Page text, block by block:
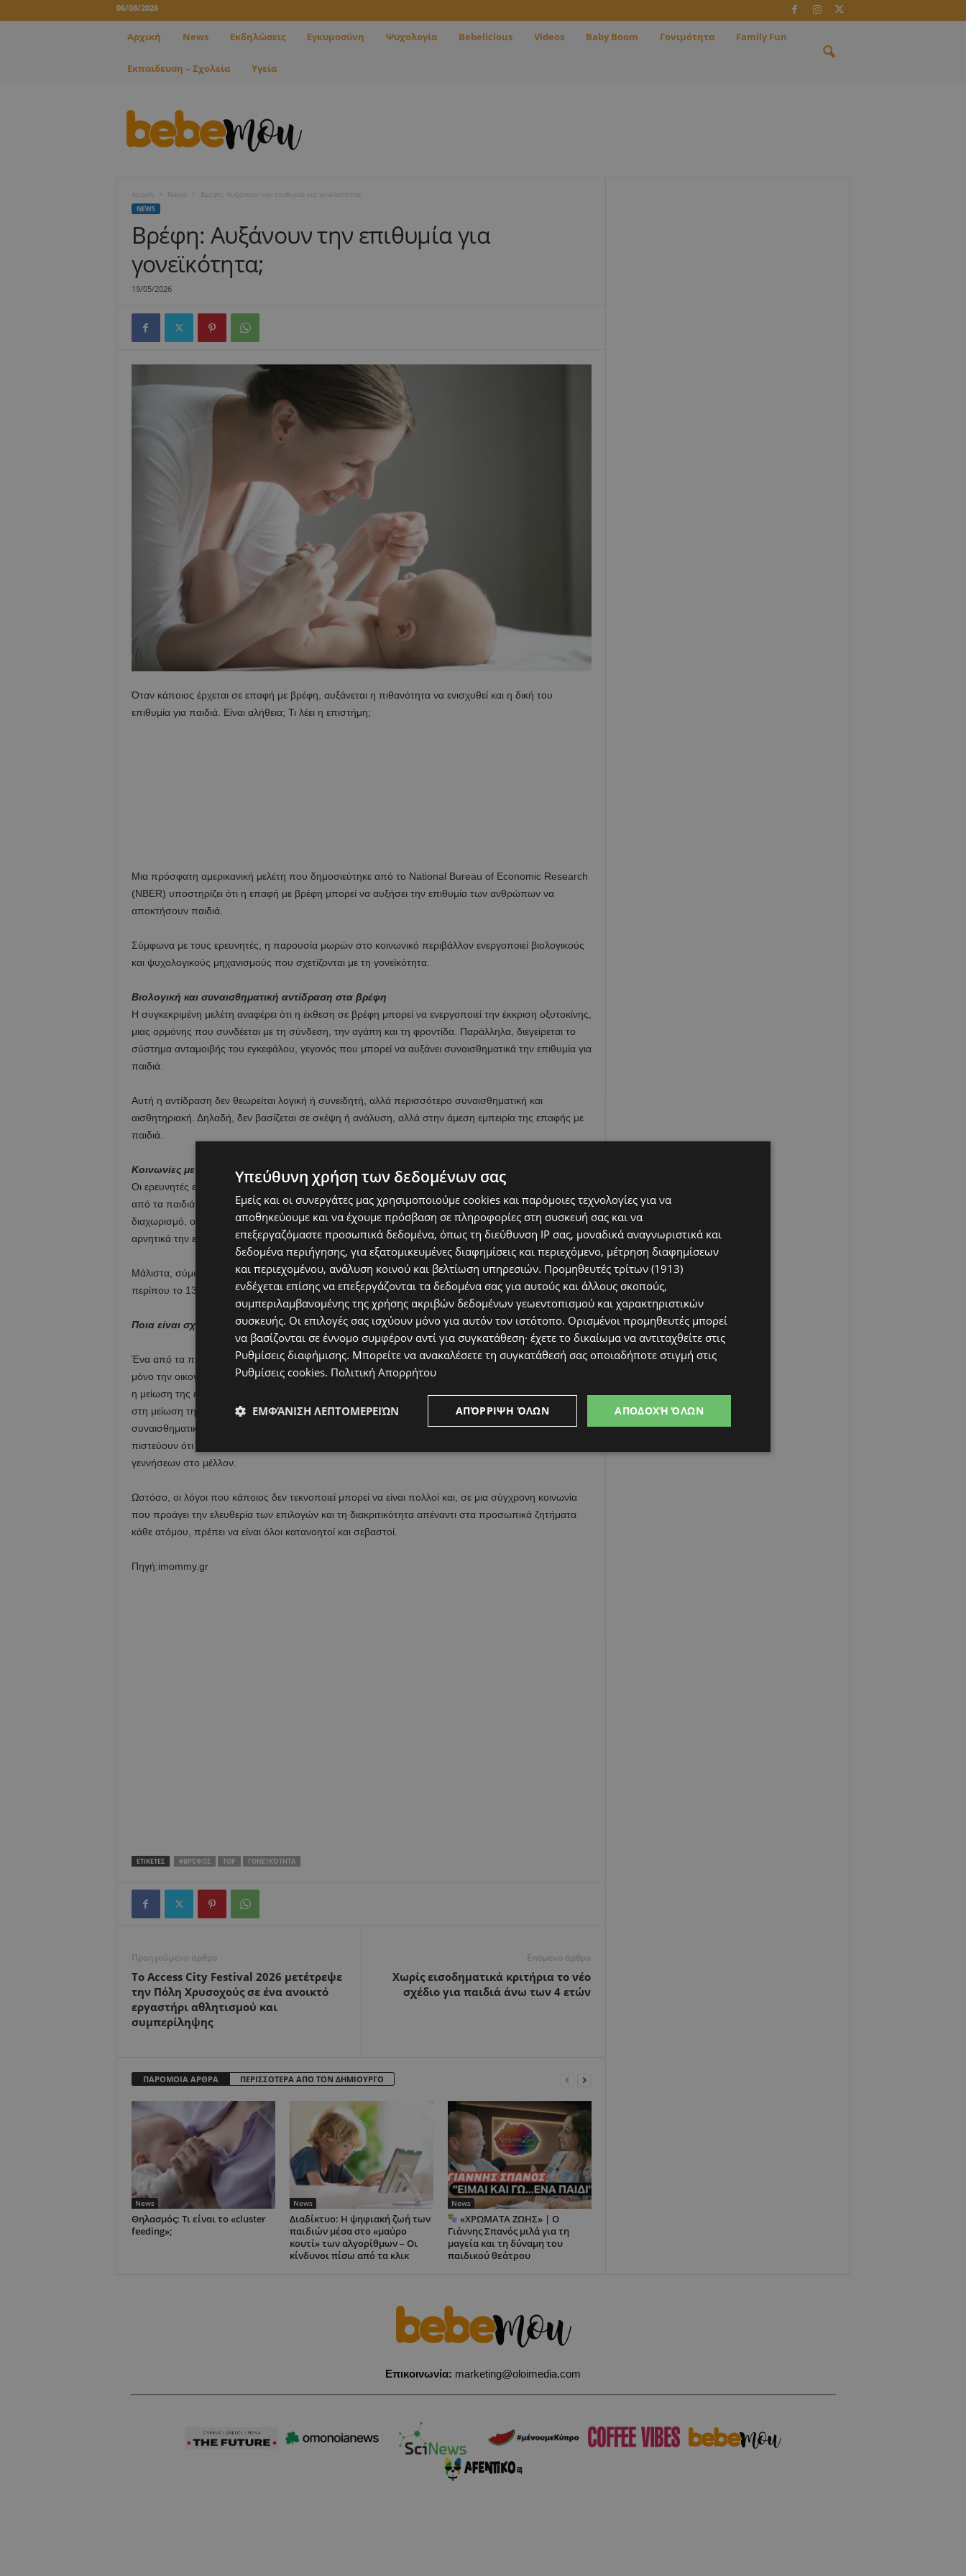
06/08/2026
Αρχική News Εκδηλώσεις Εγκυμοσύνη Ψυχολογία Bebelicious Videos Baby Boom Γονιμότητα Family Fun
Εκπαιδευση – Σχολεία Υγεία
Αρχική News Βρέφη: Αυξάνουν την επιθυμία για γονεϊκότητα;
NEWS
Βρέφη: Αυξάνουν την επιθυμία για
γονεϊκότητα;
19/05/2026
Όταν κάποιος έρχεται σε επαφή με βρέφη, αυξάνεται η πιθανότητα να ενισχυθεί και η δική του
επιθυμία για παιδιά. Είναι αλήθεια; Τι λέει η επιστήμη;
Μια πρόσφατη αμερικανική μελέτη που δημοσιεύτηκε από το National Bureau of Economic Research
(NBER) υποστηρίζει ότι η επαφή με βρέφη μπορεί να αυξήσει την επιθυμία των ανθρώπων να
αποκτήσουν παιδιά.
Σύμφωνα με τους ερευνητές, η παρουσία μωρών στο κοινωνικό περιβάλλον ενεργοποιεί βιολογικούς
και ψυχολογικούς μηχανισμούς που σχετίζονται με τη γονεϊκότητα.
Βιολογική και συναισθηματική αντίδραση στα βρέφη
Η συγκεκριμένη μελέτη αναφέρει ότι η έκθεση σε βρέφη μπορεί να ενεργοποιεί την έκκριση οξυτοκίνης,
μιας ορμόνης που συνδέεται με τη σύνδεση, την αγάπη και τη φροντίδα. Παράλληλα, διεγείρεται το
σύστημα ανταμοιβής του εγκεφάλου, γεγονός που μπορεί να αυξάνει συναισθηματικά την επιθυμία για
παιδιά.
Αυτή η αντίδραση δεν θεωρείται λογική ή συνειδητή, αλλά περισσότερο συναισθηματική και
αισθητηριακή. Δηλαδή, δεν βασίζεται σε σκέψη ή ανάλυση, αλλά στην άμεση εμπειρία της επαφής με
παιδιά.
Κοινωνίες με λιγότερη επαφή με βρέφη και παιδιά
Οι ερευνητές επισημαίνουν ότι στις σύγχρονες κοινωνίες, όπου οι άνθρωποι ζουν πιο απομονωμένα
από τα παιδιά, αυτό το «ερέθισμα» μειώνεται. Συνεχίζουν, σημειώνοντας ότι σε κοινωνίες με ηλικιακό
διαχωρισμό, οι ενήλικες έχουν λιγότερη καθημερινή επαφή με βρέφη, κάτι που ενδέχεται να επηρεάζει
αρνητικά την επιθυμία για τεκνοποίηση.
Μάλιστα, σύμφωνα με τα αποτελέσματα της μελέτης, αυτή η «έλλειψη επαφής» μπορεί να εξηγεί
περίπου το 13,4% της πρόσφατης μείωσης της γονιμότητας σε πολλές χώρες.
Ποια είναι σχέση με τη μείωση της γονιμότητας
Ένα από τα πιο ενδιαφέροντα συμπεράσματα της έρευνας είναι ότι κάθε νέα γέννηση δεν επηρεάζει
μόνο την οικογένεια, αλλά και το ευρύτερο κοινωνικό περιβάλλον. Η εν λόγω μελέτη καταλήγει στο ότι
η μείωση της επαφής με παιδιά στις σύγχρονες κοινωνίες μπορεί κατά κάποιο τρόπο να συμβάλλει
στη μείωση της γονιμότητας, καθώς οι ερευνητές υποστηρίζουν ότι σήμερα περιορίζονται τα
συναισθηματικά ερεθίσματα που ενισχύουν την επιθυμία για τεκνοποίηση. Επίσης, οι επιστήμονες
πιστεύουν ότι η τάση αυτή ενδέχεται να αυτοενισχύεται, οδηγώντας σε ακόμη χαμηλότερα ποσοστά
γεννήσεων στο μέλλον.
Ωστόσο, οι λόγοι που κάποιος δεν τεκνοποιεί μπορεί να είναι πολλοί και, σε μια σύγχρονη κοινωνία
που προάγει την ελευθερία των επιλογών και τη διακριτικότητα απέναντι στα προσωπικά ζητήματα
κάθε ατόμου, πρέπει να είναι όλοι κατανοητοί και σεβαστοί.
Πηγή:imommy.gr
ΕΤΙΚΕΤΕΣ #ΒΡΈΦΟΣ TOP ΓΟΝΕΊΚΌΤΗΤΑ
Προηγούμενο άρθρο
Το Access City Festival 2026 μετέτρεψε
την Πόλη Χρυσοχούς σε ένα ανοικτό
εργαστήρι αθλητισμού και
συμπερίληψης
Επόμενο άρθρο
Χωρίς εισοδηματικά κριτήρια το νέο
σχέδιο για παιδιά άνω των 4 ετών
ΠΑΡΟΜΟΙΑ ΑΡΘΡΑ ΠΕΡΙΣΣΟΤΕΡΑ ΑΠΟ ΤΟΝ ΔΗΜΙΟΥΡΓΟ
News
Θηλασμός: Τι είναι το «cluster
feeding»;
News
Διαδίκτυο: Η ψηφιακή ζωή των
παιδιών μέσα στο «μαύρο
κουτί» των αλγορίθμων – Οι
κίνδυνοι πίσω από τα κλικ
News
«ΧΡΩΜΑΤΑ ΖΩΗΣ» | Ο
Γιάννης Σπανός μιλά για τη
μαγεία και τη δύναμη του
παιδικού θεάτρου
Επικοινωνία: marketing@oloimedia.com
Υπεύθυνη χρήση των δεδομένων σας
Εμείς και οι συνεργάτες μας χρησιμοποιούμε cookies και παρόμοιες τεχνολογίες για να
αποθηκεύουμε και να έχουμε πρόσβαση σε πληροφορίες στη συσκευή σας και να
επεξεργαζόμαστε προσωπικά δεδομένα, όπως τη διεύθυνση IP σας, μοναδικά αναγνωριστικά και
δεδομένα περιήγησης, για εξατομικευμένες διαφημίσεις και περιεχόμενο, μέτρηση διαφημίσεων
και περιεχομένου, ανάλυση κοινού και βελτίωση υπηρεσιών. Προμηθευτές τρίτων (1913)
ενδέχεται επίσης να επεξεργάζονται τα δεδομένα σας για αυτούς και άλλους σκοπούς,
συμπεριλαμβανομένης της χρήσης ακριβών δεδομένων γεωεντοπισμού και χαρακτηριστικών
συσκευής. Οι επιλογές σας ισχύουν μόνο για αυτόν τον ιστότοπο. Ορισμένοι προμηθευτές μπορεί
να βασίζονται σε έννομο συμφέρον αντί για συγκατάθεση· έχετε το δικαίωμα να αντιταχθείτε στις
Ρυθμίσεις διαφήμισης. Μπορείτε να ανακαλέσετε τη συγκατάθεσή σας οποιαδήποτε στιγμή στις
Ρυθμίσεις cookies. Πολιτική Απορρήτου
ΑΠΟΔΟΧΉ ΌΛΩΝ
ΑΠΌΡΡΙΨΗ ΌΛΩΝ
ΕΜΦΆΝΙΣΗ ΛΕΠΤΟΜΕΡΕΙΏΝ